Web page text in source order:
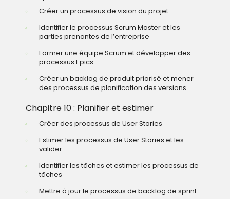
Créer un processus de vision du projet
Identifier le processus Scrum Master et les
parties prenantes de l’entreprise
Former une équipe Scrum et développer des
processus Epics
Créer un backlog de produit priorisé et mener
des processus de planification des versions
Chapitre 10 : Planifier et estimer
Créer des processus de User Stories
Estimer les processus de User Stories et les
valider
Identifier les tâches et estimer les processus de
tâches
Mettre à jour le processus de backlog de sprint